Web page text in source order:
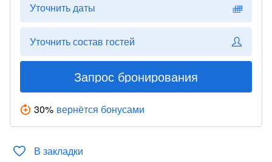
Уточнить даты
Уточнить состав гостей
Запрос бронирования
30% вернётся бонусами
В закладки